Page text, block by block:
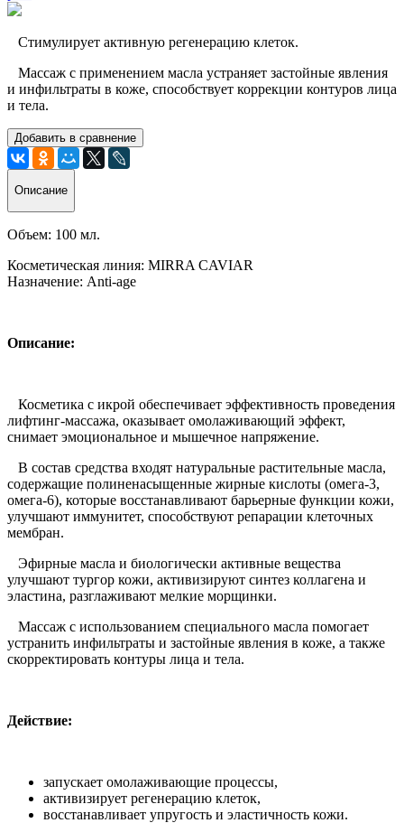
Cтимулирует активную регенерацию клеток.
Массаж с применением масла устраняет застойные явления
и инфильтраты в коже, способствует коррекции контуров лица
и тела.
Добавить в сравнение
Описание
Объем: 100 мл.
Косметическая линия: MIRRA CAVIAR
Назначение: Anti-age
Описание:
Косметика с икрой обеспечивает эффективность проведения
лифтинг-массажа, оказывает омолаживающий эффект,
снимает эмоциональное и мышечное напряжение.
В состав средства входят натуральные растительные масла,
содержащие полиненасыщенные жирные кислоты (омега-3,
омега-6), которые восстанавливают барьерные функции кожи,
улучшают иммунитет, способствуют репарации клеточных
мембран.
Эфирные масла и биологически активные вещества
улучшают тургор кожи, активизируют синтез коллагена и
эластина, разглаживают мелкие морщинки.
Массаж с использованием специального масла помогает
устранить инфильтраты и застойные явления в коже, а также
скорректировать контуры лица и тела.
Действие:
запускает омолаживающие процессы,
активизирует регенерацию клеток,
восстанавливает упругость и эластичность кожи.